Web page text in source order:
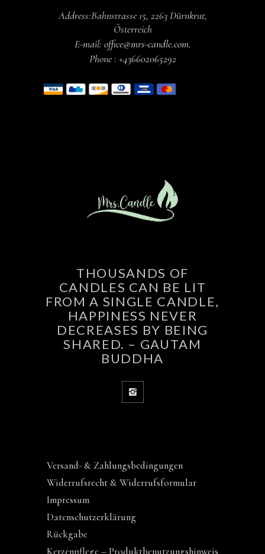
Address:Bahnstrasse 15, 2263 Dürnkrut,
Österreich
E-mail: office@mrs-candle.com.
Phone : +436602065292
THOUSANDS OF
CANDLES CAN BE LIT
FROM A SINGLE CANDLE,
HAPPINESS NEVER
DECREASES BY BEING
SHARED. – GAUTAM
BUDDHA
Versand- & Zahlungsbedingungen
Widerrufsrecht & Widerrufsformular
Impressum
Datenschutzerklärung
Rückgabe
Kerzenpflege – Produktbenutzungshinweis